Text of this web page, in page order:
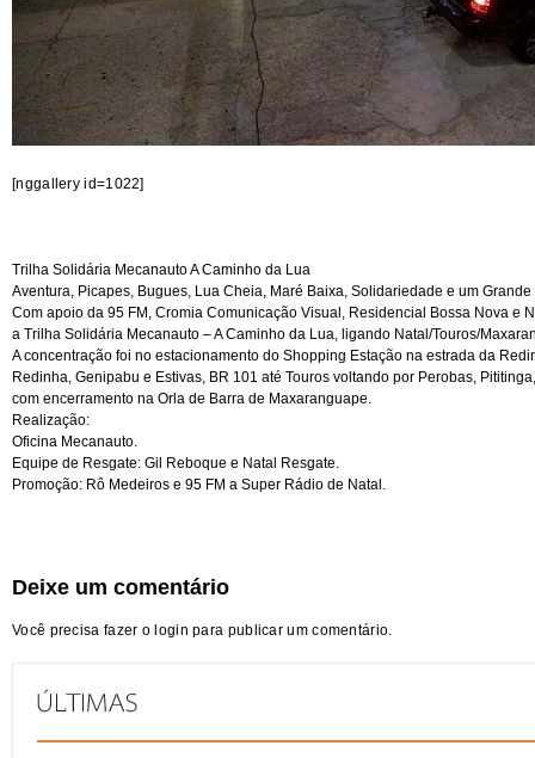
[nggallery id=1022]
Trilha Solidária Mecanauto A Caminho da Lua
Aventura, Picapes, Bugues, Lua Cheia, Maré Baixa, Solidariedade e um
Com apoio da 95 FM, Cromia Comunicação Visual, Residencial Bossa Nova e
a Trilha Solidária Mecanauto – A Caminho da Lua, ligando Natal/Touros/
A concentração foi no estacionamento do Shopping Estação na estrada da
Redinha, Genipabu e Estivas, BR 101 até Touros voltando por Perobas,
com encerramento na Orla de Barra de Maxaranguape.
Realização:
Oficina Mecanauto.
Equipe de Resgate: Gil Reboque e Natal Resgate.
Promoção: Rô Medeiros e 95 FM a Super Rádio de Natal.
Deixe um comentário
Você precisa fazer o login para publicar um comentário.